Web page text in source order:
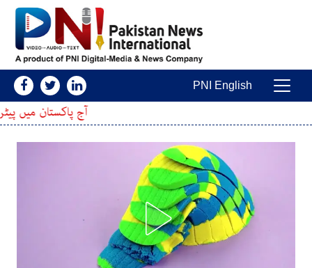
Main Navigation
PNI English
آج پاکستان میں پیٹرول اور ڈیزل کی